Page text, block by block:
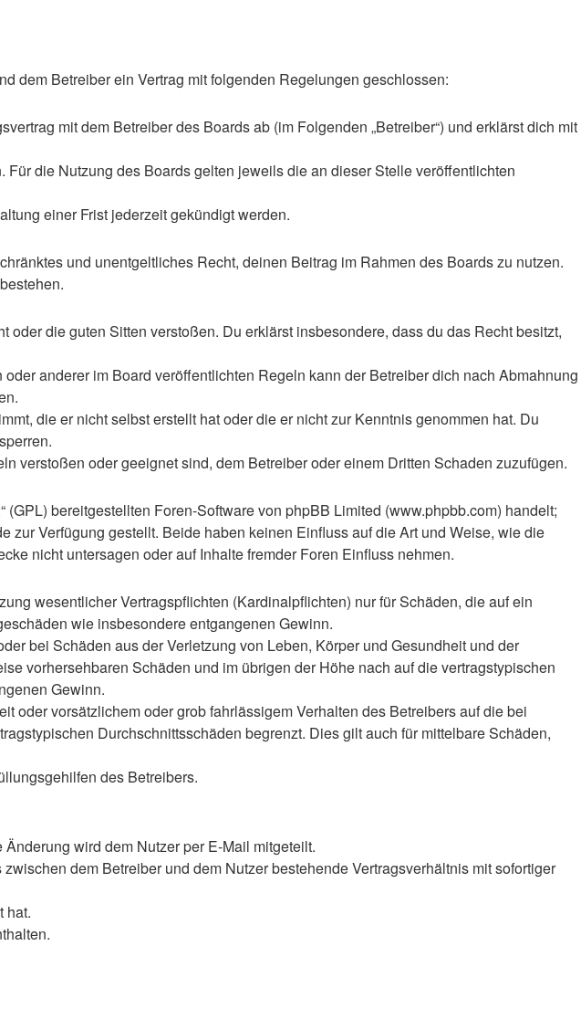
dem Betreiber ein Vertrag mit folgenden Regelungen geschlossen:
mit dem Betreiber des Boards ab (im Folgenden „Betreiber“) und erklärst dich mit
die Nutzung des Boards gelten jeweils die an dieser Stelle veröffentlichten
einer Frist jederzeit gekündigt werden.
und unentgeltliches Recht, deinen Beitrag im Rahmen des Boards zu nutzen.
die guten Sitten verstoßen. Du erklärst insbesondere, dass du das Recht besitzt,
anderer im Board veröffentlichten Regeln kann der Betreiber dich nach Abmahnung
die er nicht selbst erstellt hat oder die er nicht zur Kenntnis genommen hat. Du
verstoßen oder geeignet sind, dem Betreiber oder einem Dritten Schaden zuzufügen.
“ (GPL) bereitgestellten Foren-Software von phpBB Limited (www.phpbb.com) handelt;
Verfügung gestellt. Beide haben keinen Einfluss auf die Art und Weise, wie die
nicht untersagen oder auf Inhalte fremder Foren Einfluss nehmen.
wesentlicher Vertragspflichten (Kardinalpflichten) nur für Schäden, die auf ein
wie insbesondere entgangenen Gewinn.
bei Schäden aus der Verletzung von Leben, Körper und Gesundheit und der
vorhersehbaren Schäden und im übrigen der Höhe nach auf die vertragstypischen
Gewinn.
oder vorsätzlichem oder grob fahrlässigem Verhalten des Betreibers auf die bei
Durchschnittsschäden begrenzt. Dies gilt auch für mittelbare Schäden,
des Betreibers.
wird dem Nutzer per E-Mail mitgeteilt.
dem Betreiber und dem Nutzer bestehende Vertragsverhältnis mit sofortiger
hat.